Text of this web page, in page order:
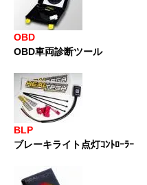
OBD
OBD車両診断ツール
BLP
ブレーキライト点灯ｺﾝﾄﾛｰﾗｰ